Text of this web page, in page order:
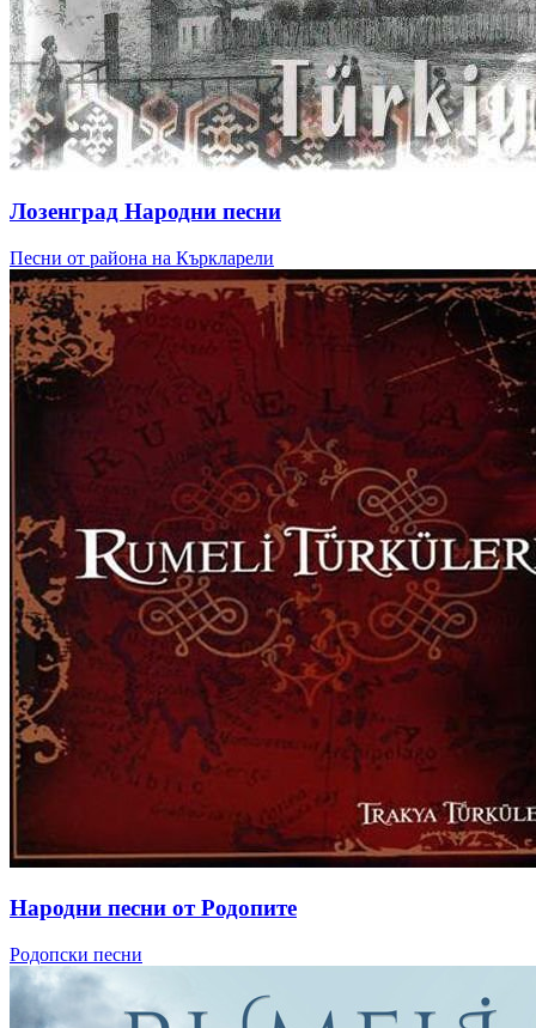
Лозенград Народни песни
Песни от района на Къркларели
Народни песни от Родопите
Родопски песни